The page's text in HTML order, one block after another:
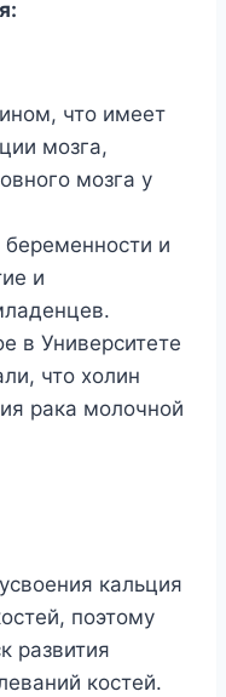
что имеет
мозга,
мозга у
и
и
в Университете
что холин
рака молочной
кальция
поэтому
развития
костей.